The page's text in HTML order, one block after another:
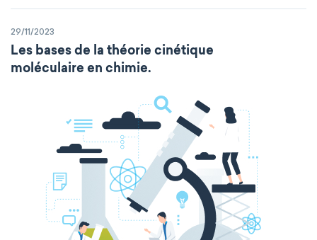
29/11/2023
Les bases de la théorie cinétique
moléculaire en chimie.